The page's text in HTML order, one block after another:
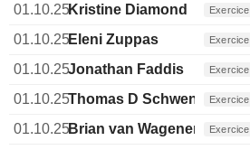
01.10.25Kristine Diamond Exercice
01.10.25Eleni Zuppas Exercice
01.10.25Jonathan Faddis Exercice
01.10.25Thomas D SchwengerExercice
01.10.25Brian van Wagener Exercice